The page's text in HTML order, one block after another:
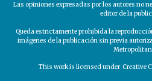
Las opiniones expresadas por los autores no
editor de la
Queda estrictamente prohibida la
imágenes de la publicación sin previa
This work is licensed under Creative